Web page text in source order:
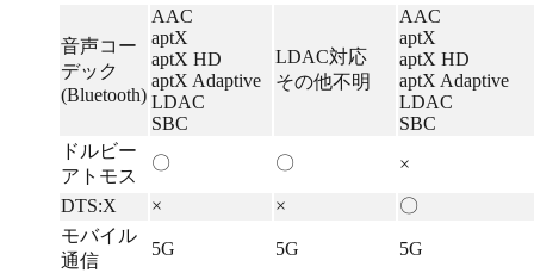
音声コー
デック
(Bluetooth)
AAC
aptX
aptX HD
aptX Adaptive
LDAC
SBC
LDAC対応
その他不明
AAC
aptX
aptX HD
aptX Adaptive
LDAC
SBC
ドルビー
アトモス
〇 〇 ×
DTS:X × ×
〇
モバイル
通信
5G 5G 5G